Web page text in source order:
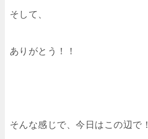
そして、
ありがとう！！
そんな感じで、今日はこの辺で！